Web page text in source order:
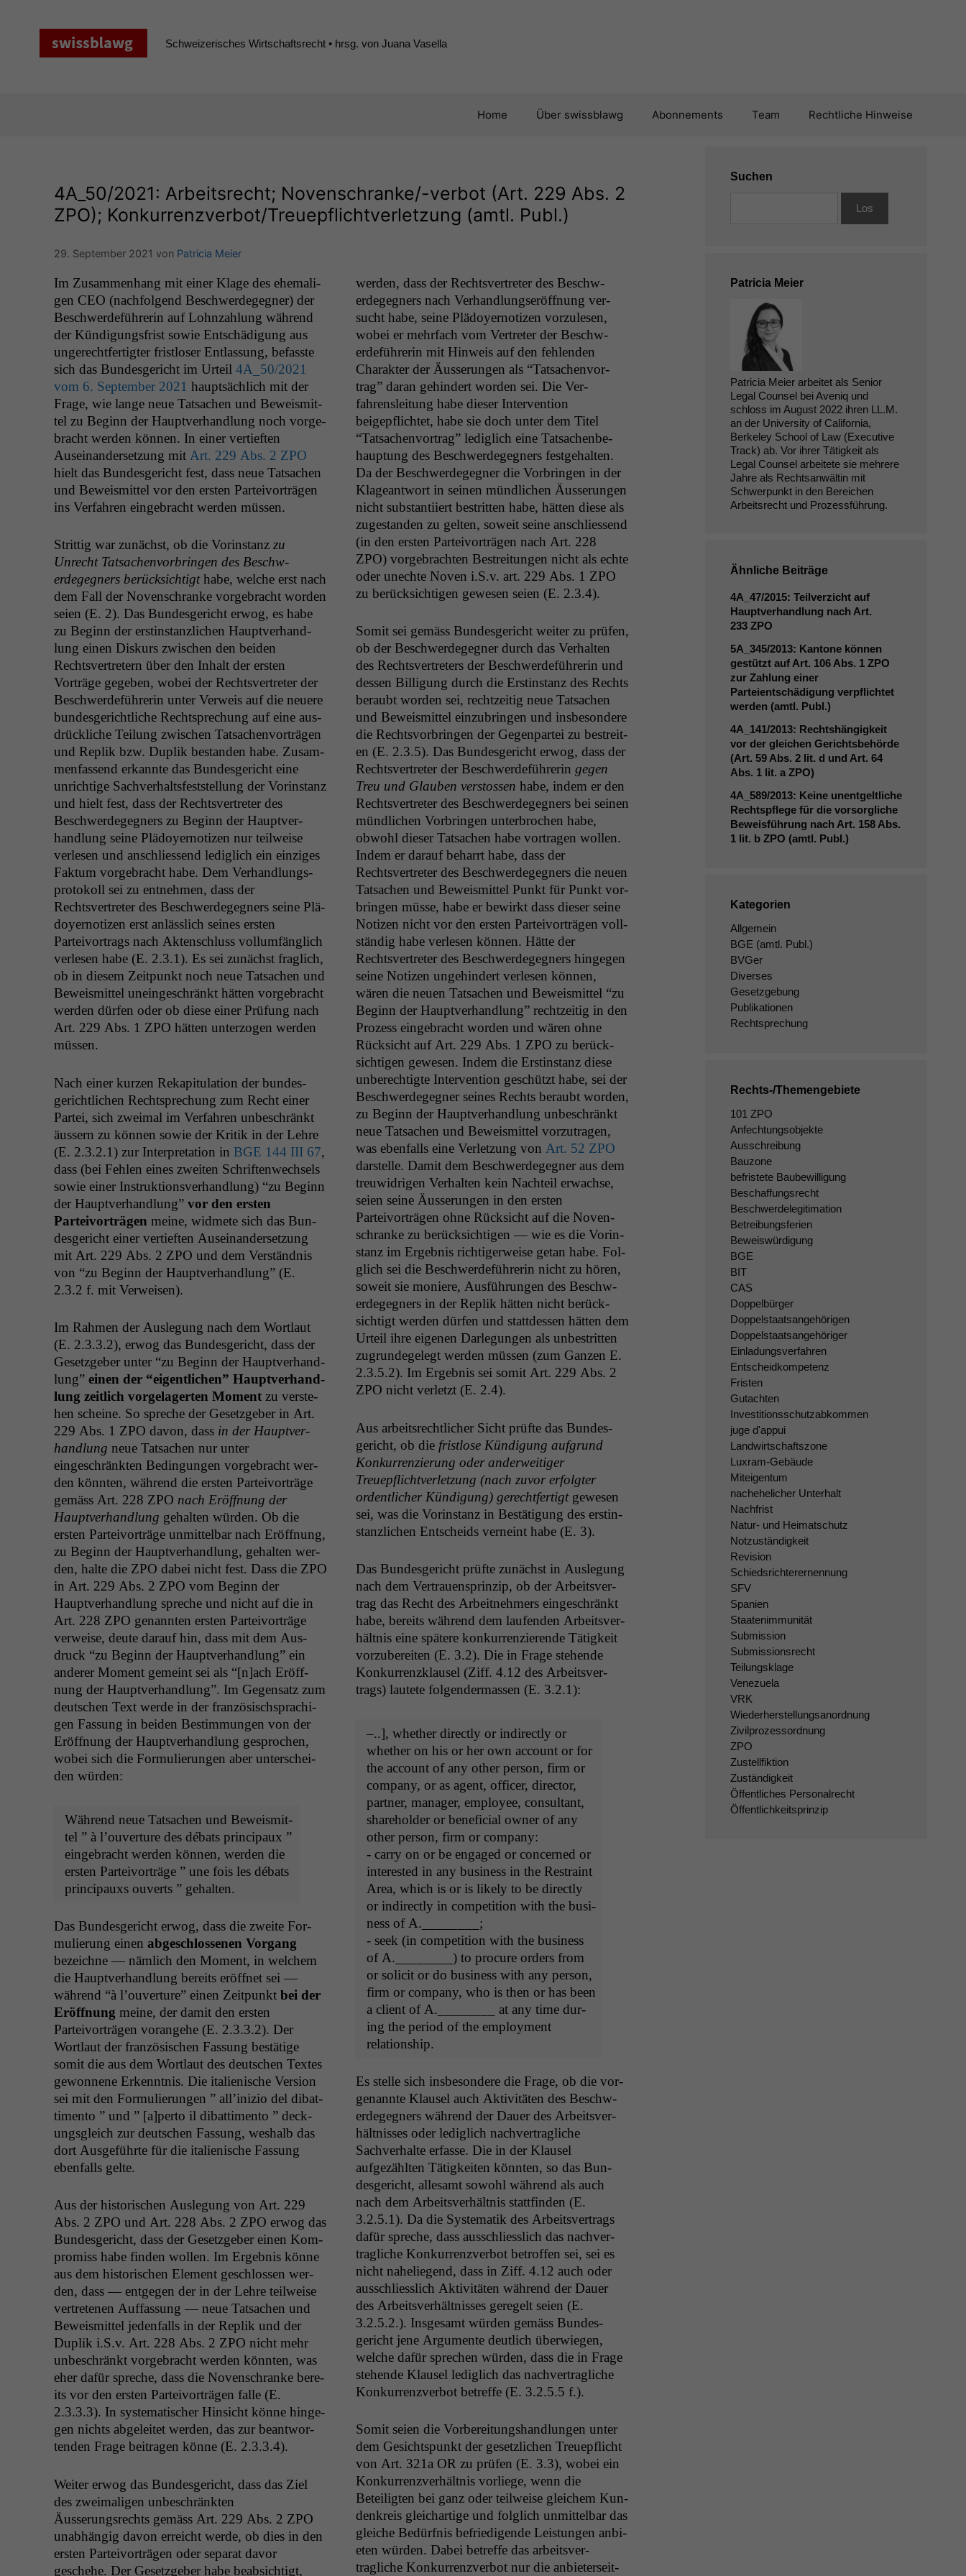
Schweizerisches Wirtschaftsrecht • hrsg. von Juana Vasella
Home Über swissblawg Abonnements Team Rechtliche Hinweise
4A_50/2021: Arbeitsrecht; Novenschranke/-verbot (Art. 229 Abs. 2
ZPO); Konkurrenzverbot/Treuepflichtverletzung (amtl. Publ.)
29. September 2021 von Patricia Meier
Im Zusam­men­hang mit ein­er Klage des ehe­ma­li­
gen CEO (nach­fol­gend Beschw­erdegeg­n­er) der
Beschw­erde­führerin auf Lohn­zahlung während
der Kündi­gungs­frist sowie Entschädi­gung aus
ungerecht­fer­tigter frist­los­er Ent­las­sung, befasste
sich das Bun­des­gericht im Urteil 4A_50/2021
vom 6. Sep­tem­ber 2021 haupt­säch­lich mit der
Frage, wie lange neue Tat­sachen und Beweis­mit­
tel zu Beginn der Hauptver­hand­lung noch vorge­
bracht wer­den kön­nen. In ein­er ver­tieften
Auseinan­der­set­zung mit Art. 229 Abs. 2 ZPO
hielt das Bun­des­gericht fest, dass neue Tat­sachen
und Beweis­mit­tel vor den ersten Parteivorträ­gen
ins Ver­fahren einge­bracht wer­den müssen.
Strit­tig war zunächst, ob die Vorin­stanz zu
Unrecht Tat­sachen­vor­brin­gen des Beschw­
erdegeg­n­ers berück­sichtigthabe, welche erst nach
dem Fall der Noven­schranke vorge­bracht wor­den
seien (E. 2). Das Bun­des­gericht erwog, es habe
zu Beginn der erstin­stan­zlichen Hauptver­hand­
lung einen Diskurs zwis­chen den bei­den
Rechtsvertretern über den Inhalt der ersten
Vorträge gegeben, wobei der Rechtsvertreter der
Beschw­erde­führerin unter Ver­weis auf die neuere
bun­des­gerichtliche Recht­sprechung auf eine aus­
drück­liche Teilung zwis­chen Tat­sachen­vorträ­gen
und Rep­lik bzw. Dup­lik bestanden habe. Zusam­
men­fassend erkan­nte das Bun­des­gericht eine
unrichtige Sachver­halts­fest­stel­lung der Vorin­stanz
und hielt fest, dass der Rechtsvertreter des
Beschw­erdegeg­n­ers zu Beginn der Hauptver­
hand­lung seine Plä­doy­er­noti­zen nur teil­weise
ver­lesen und anschliessend lediglich ein einziges
Fak­tum vorge­bracht habe. Dem Ver­hand­lungs-
pro­tokoll sei zu ent­nehmen, dass der
Rechtsvertreter des Beschw­erdegeg­n­ers seine Plä­
doy­er­noti­zen erst anlässlich seines ersten
Parteivor­trags nach Akten­schluss vol­lum­fänglich
ver­lesen habe (E. 2.3.1). Es sei zunächst fraglich,
ob in diesem Zeit­punkt noch neue Tat­sachen und
Beweis­mit­tel uneingeschränkt hät­ten vorge­bracht
wer­den dür­fen oder ob diese ein­er Prü­fung nach
Art. 229 Abs. 1 ZPO hät­ten unter­zo­gen wer­den
müssen.
Nach ein­er kurzen Reka­pit­u­la­tion der bun­des­
gerichtlichen Recht­sprechung zum Recht ein­er
Partei, sich zweimal im Ver­fahren unbeschränkt
äussern zu kön­nen sowie der Kri­tik in der Lehre
(E. 2.3.2.1) zur Inter­pre­ta­tion in BGE 144 III67,
dass (bei Fehlen eines zweit­en Schriften­wech­sels
sowie ein­er Instruk­tionsver­hand­lung) “zu Beginn
der Hauptver­hand­lung” vor den ersten
Parteivorträ­gen meine, wid­mete sich das Bun­
des­gericht ein­er ver­tieften Auseinan­der­set­zung
mit Art. 229 Abs. 2 ZPO und dem Ver­ständ­nis
von “zu Beginn der Hauptver­hand­lung” (E.
2.3.2 f. mit Verweisen).
Im Rah­men der Ausle­gung nach dem Wort­laut
(E. 2.3.3.2), erwog das Bun­des­gericht, dass der
Geset­zge­ber unter “zu Beginn der Hauptver­hand­
lung” einen der “eigentlichen” Hauptver­hand­
lung zeitlich vorge­lagerten Momentzu ver­ste­
hen scheine. So spreche der Geset­zge­ber in Art.
229 Abs. 1 ZPO davon, dass in der Hauptver­
hand­lung neue Tat­sachen nur unter
eingeschränk­ten Bedin­gun­gen vorge­bracht wer­
den kön­nten, während die ersten Parteivorträge
gemäss Art. 228 ZPO nach Eröff­nung der
Hauptver­hand­lung gehal­ten wür­den. Ob die
ersten Parteivorträge unmit­tel­bar nach Eröff­nung,
zu Beginn der Hauptver­hand­lung, gehal­ten wer­
den, halte die ZPO dabei nicht fest. Dass die ZPO
in Art. 229 Abs. 2 ZPO vom Beginn der
Hauptver­hand­lung spreche und nicht auf die in
Art. 228 ZPO genan­nten ersten Parteivorträge
ver­weise, deute darauf hin, dass mit dem Aus­
druck “zu Beginn der Hauptver­hand­lung” ein
ander­er Moment gemeint sei als “[n]ach Eröff­
nung der Hauptver­hand­lung”. Im Gegen­satz zum
deutschen Text werde in der franzö­sis­chsprachi­
gen Fas­sung in bei­den Bes­tim­mungen von der
Eröff­nung der Hauptver­hand­lung gesprochen,
wobei sich die For­mulierun­gen aber unter­schei­
den würden:
Während neue Tat­sachen und Beweis­mit­
tel ” à l’ou­ver­ture des débats prin­ci­paux ”
einge­bracht wer­den kön­nen, wer­den die
ersten Parteivorträge ” une fois les débats
prin­ci­pauxs ouverts ” gehalten.
Das Bun­des­gericht erwog, dass die zweite For­
mulierung einen abgeschlosse­nen Vor­gang
beze­ichne — näm­lich den Moment, in welchem
die Hauptver­hand­lung bere­its eröffnet sei —
während “à l’ou­ver­ture” einen Zeit­punkt bei der
Eröff­nung meine, der damit den ersten
Parteivorträ­gen vor­ange­he (E. 2.3.3.2). Der
Wort­laut der franzö­sis­chen Fas­sung bestätige
somit die aus dem Wort­laut des deutschen Textes
gewonnene Erken­nt­nis. Die ital­ienis­che Ver­sion
sei mit den For­mulierun­gen ” all’inizio del dibat­
ti­men­to ” und ” [a]perto il dibat­ti­men­to ” deck­
ungs­gle­ich zur deutschen Fas­sung, weshalb das
dort Aus­ge­führte für die ital­ienis­che Fas­sung
eben­falls gelte.
Aus der his­torischen Ausle­gung von Art. 229
Abs. 2 ZPO und Art. 228 Abs. 2 ZPO erwog das
Bun­des­gericht, dass der Geset­zge­ber einen Kom­
pro­miss habe find­en wollen. Im Ergeb­nis könne
aus dem his­torischen Ele­ment geschlossen wer­
den, dass — ent­ge­gen der in der Lehre teil­weise
vertrete­nen Auf­fas­sung — neue Tat­sachen und
Beweis­mit­tel jeden­falls in der Rep­lik und der
Dup­lik i.S.v. Art. 228 Abs. 2 ZPO nicht mehr
unbeschränkt vorge­bracht wer­den kön­nten, was
eher dafür spreche, dass die Noven­schranke bere­
its vor den ersten Parteivorträ­gen falle (E.
2.3.3.3). In sys­tem­a­tis­ch­er Hin­sicht könne hinge­
gen nichts abgeleit­et wer­den, das zur beant­wor­
tenden Frage beitra­gen könne (E. 2.3.3.4).
Weit­er erwog das Bun­des­gericht, dass das Ziel
des zweima­li­gen unbeschränk­ten
Äusserungsrechts gemäss Art. 229 Abs. 2 ZPO
unab­hängig davon erre­icht werde, ob dies in den
ersten Parteivorträ­gen oder sep­a­rat davor
geschehe. Der Geset­zge­ber habe beab­sichtigt,
wer­den, dass der Rechtsvertreter des Beschw­
erdegeg­n­ers nach Ver­hand­lungseröff­nung ver­
sucht habe, seine Plä­doy­er­noti­zen vorzule­sen,
wobei er mehrfach vom Vertreter der Beschw­
erde­führerin mit Hin­weis auf den fehlen­den
Charak­ter der Äusserun­gen als “Tat­sachen­vor­
trag” daran gehin­dert wor­den sei. Die Ver­
fahrensleitung habe dieser Inter­ven­tion
beigepflichtet, habe sie doch unter dem Titel
“Tat­sachen­vor­trag” lediglich eine Tat­sachen­be­
haup­tung des Beschw­erdegeg­n­ers fest­ge­hal­ten.
Da der Beschw­erdegeg­n­er die Vor­brin­gen in der
Klageant­wort in seinen mündlichen Äusserun­gen
nicht sub­stan­ti­iert bestrit­ten habe, hät­ten diese als
zuge­s­tanden zu gel­ten, soweit seine anschliessend
(in den ersten Parteivorträ­gen nach Art. 228
ZPO) vorge­bracht­en Bestre­itun­gen nicht als echte
oder unechte Noven i.S.v. art. 229 Abs. 1 ZPO
zu berück­sichti­gen gewe­sen seien (E. 2.3.4).
Somit sei gemäss Bun­des­gericht weit­er zu prüfen,
ob der Beschw­erdegeg­n­er durch das Ver­hal­ten
des Rechtsvertreters der Beschw­erde­führerin und
dessen Bil­li­gung durch die Erstin­stanz des Rechts
beraubt wor­den sei, rechtzeit­ig neue Tat­sachen
und Beweis­mit­tel einzubrin­gen und ins­beson­dere
die Rechtsvor­brin­gen der Gegen­partei zu bestre­it­
en (E. 2.3.5). Das Bun­des­gericht erwog, dass der
Rechtsvertreter der Beschw­erde­führerin gegen
Treu und Glauben ver­stossen habe, indem er den
Rechtsvertreter des Beschw­erdegeg­n­ers bei seinen
mündlichen Vor­brin­gen unter­brochen habe,
obwohl dieser Tat­sachen habe vor­tra­gen wollen.
Indem er darauf behar­rt habe, dass der
Rechtsvertreter des Beschw­erdegeg­n­ers die neuen
Tat­sachen und Beweis­mit­tel Punkt für Punkt vor­
brin­gen müsse, habe er bewirkt dass dieser seine
Noti­zen nicht vor den ersten Parteivorträ­gen voll­
ständig habe ver­lesen kön­nen. Hätte der
Rechtsvertreter des Beschw­erdegeg­n­ers hinge­gen
seine Noti­zen unge­hin­dert ver­lesen kön­nen,
wären die neuen Tat­sachen und Beweis­mit­tel “zu
Beginn der Hauptver­hand­lung” rechtzeit­ig in den
Prozess einge­bracht wor­den und wären ohne
Rück­sicht auf Art. 229 Abs. 1 ZPO zu berück­
sichti­gen gewe­sen. Indem die Erstin­stanz diese
unberechtigte Inter­ven­tion geschützt habe, sei der
Beschw­erdegeg­n­er seines Rechts beraubt wor­den,
zu Beginn der Hauptver­hand­lung unbeschränkt
neue Tat­sachen und Beweis­mit­tel vorzu­tra­gen,
was eben­falls eine Ver­let­zung von Art. 52 ZPO
darstelle. Damit dem Beschw­erdegeg­n­er aus dem
treuwidri­gen Ver­hal­ten kein Nachteil erwachse,
seien seine Äusserun­gen in den ersten
Parteivorträ­gen ohne Rück­sicht auf die Noven­
schranke zu berück­sichti­gen — wie es die Vorin­
stanz im Ergeb­nis richtiger­weise getan habe. Fol­
glich sei die Beschw­erde­führerin nicht zu hören,
soweit sie moniere, Aus­führun­gen des Beschw­
erdegeg­n­ers in der Rep­lik hät­ten nicht berück­
sichtigt wer­den dür­fen und stattdessen hät­ten dem
Urteil ihre eige­nen Dar­legun­gen als unbe­strit­ten
zugrun­degelegt wer­den müssen (zum Ganzen E.
2.3.5.2). Im Ergeb­nis sei somit Art. 229 Abs. 2
ZPO nicht ver­let­zt (E. 2.4).
Aus arbeit­srechtlich­er Sicht prüfte das Bun­des­
gericht, ob die frist­lose Kündi­gung auf­grund
Konkur­ren­zierung oder ander­weit­iger
Treuepflichtver­let­zung (nach zuvor erfol­gter
ordentlich­er Kündi­gung) gerecht­fer­tigtgewe­sen
sei, was die Vorin­stanz in Bestä­ti­gung des erstin­
stan­zlichen Entschei­ds verneint habe (E. 3).
Das Bun­des­gericht prüfte zunächst in Ausle­gung
nach dem Ver­trauen­sprinzip, ob der Arbeitsver­
trag das Recht des Arbeit­nehmers eingeschränkt
habe, bere­its während dem laufend­en Arbeitsver­
hält­nis eine spätere konkur­ren­zierende Tätigkeit
vorzu­bere­it­en (E. 3.2). Die in Frage ste­hende
Konkur­ren­zk­lausel (Ziff. 4.12 des Arbeitsver­
trags) lautete fol­gen­der­massen (E. 3.2.1):
–..], whether direct­ly or indi­rect­ly or
whether on his or her own account or for
the account of any oth­er per­son, firm or
com­pa­ny, or as agent, offi­cer, direc­tor,
part­ner, man­ag­er, employ­ee, con­sul­tant,
share­hold­er or ben­e­fi­cial own­er of any
oth­er per­son, firm or company:
- car­ry on or be engaged or con­cerned or
inter­est­ed in any busi­ness in the Restraint
Area, which is or is like­ly to be direct­ly
or indi­rect­ly in com­pe­ti­tion with the busi­
ness of A.________;
- seek (in com­pe­ti­tion with the busi­ness
of A.________) to pro­cure orders from
or solic­it or do busi­ness with any per­son,
firm or com­pa­ny, who is then or has been
a client of A.________ at any time dur­
ing the peri­od of the employ­ment
relationship.
Es stelle sich ins­beson­dere die Frage, ob die vor­
ge­nan­nte Klausel auch Aktiv­itäten des Beschw­
erdegeg­n­ers während der Dauer des Arbeitsver­
hält­niss­es oder lediglich nachver­tragliche
Sachver­halte erfasse. Die in der Klausel
aufgezählten Tätigkeit­en kön­nten, so das Bun­
des­gericht, alle­samt sowohl während als auch
nach dem Arbeitsver­hält­nis stat­tfind­en (E.
3.2.5.1). Da die Sys­tem­atik des Arbeitsver­trags
dafür spreche, dass auss­chliesslich das nachver­
tragliche Konkur­ren­zver­bot betrof­fen sei, sei es
nicht nahe­liegend, dass in Ziff. 4.12 auch oder
auss­chliesslich Aktiv­itäten während der Dauer
des Arbeitsver­hält­niss­es geregelt seien (E.
3.2.5.2.). Ins­ge­samt wür­den gemäss Bun­des­
gericht jene Argu­mente deut­lich über­wiegen,
welche dafür sprechen wür­den, dass die in Frage
ste­hende Klausel lediglich das nachver­tragliche
Konkur­ren­zver­bot betr­e­ffe (E. 3.2.5.5 f.).
Somit seien die Vor­bere­itung­shand­lun­gen unter
dem Gesicht­spunkt der geset­zlichen Treuepflicht
von Art. 321a OR zu prüfen (E. 3.3), wobei ein
Konkur­ren­zver­hält­nis vor­liege, wenn die
Beteiligten bei ganz oder teil­weise gle­ichem Kun­
denkreis gle­ichar­tige und fol­glich unmit­tel­bar das
gle­iche Bedürf­nis befriedi­gende Leis­tun­gen anbi­
eten wür­den. Dabei betr­e­ffe das arbeitsver­
tragliche Konkur­ren­zver­bot nur die anbi­eter­seit­
Suchen
Patricia Meier
Patricia Meier arbeitet als Senior
Legal Counsel bei Aveniq und
schloss im August 2022 ihren LL.M.
an der University of California,
Berkeley School of Law (Executive
Track) ab. Vor ihrer Tätigkeit als
Legal Counsel arbeitete sie mehrere
Jahre als Rechtsanwältin mit
Schwerpunkt in den Bereichen
Arbeitsrecht und Prozessführung.
Ähnliche Beiträge
4A_47/2015: Teilverzicht auf
Hauptverhandlung nach Art.
233 ZPO
5A_345/2013: Kantone können
gestützt auf Art. 106 Abs. 1 ZPO
zur Zahlung einer
Parteientschädigung verpflichtet
werden (amtl. Publ.)
4A_141/2013: Rechtshängigkeit
vor der gleichen Gerichtsbehörde
(Art. 59 Abs. 2 lit. d und Art. 64
Abs. 1 lit. a ZPO)
4A_589/2013: Keine unentgeltliche
Rechtspflege für die vorsorgliche
Beweisführung nach Art. 158 Abs.
1 lit. b ZPO (amtl. Publ.)
Kategorien
Allgemein
BGE (amtl. Publ.)
BVGer
Diverses
Gesetzgebung
Publikationen
Rechtsprechung
Rechts-/Themengebiete
101 ZPO
Anfechtungsobjekte
Ausschreibung
Bauzone
befristete Baubewilligung
Beschaffungsrecht
Beschwerdelegitimation
Betreibungsferien
Beweiswürdigung
BGE
BIT
CAS
Doppelbürger
Doppelstaatsangehörigen
Doppelstaatsangehöriger
Einladungsverfahren
Entscheidkompetenz
Fristen
Gutachten
Investitionsschutzabkommen
juge d'appui
Landwirtschaftszone
Luxram-Gebäude
Miteigentum
nachehelicher Unterhalt
Nachfrist
Natur- und Heimatschutz
Notzuständigkeit
Revision
Schiedsrichterernennung
SFV
Spanien
Staatenimmunität
Submission
Submissionsrecht
Teilungsklage
Venezuela
VRK
Wiederherstellungsanordnung
Zivilprozessordnung
ZPO
Zustellfiktion
Zuständigkeit
Öffentliches Personalrecht
Öffentlichkeitsprinzip
Notwendige
Cookies
Diese
Cookies sind
nicht
optional, es
braucht sie,
damit die
Website
korrekt
angezeigt
werden kann.
Statistiken
Um unsere
Website zu
verbessern,
zeichnen
wir
anonyme
statistische
Funktionalität
Einige
Funktionen auf
dieser Website
sind optional.
Wenn Sie
diese Option
deaktivieren,
kann die